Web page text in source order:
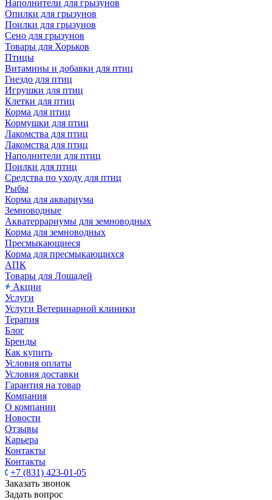
Наполнители для грызунов
Опилки для грызунов
Поилки для грызунов
Сено для грызунов
Товары для Хорьков
Птицы
Витамины и добавки для птиц
Гнездо для птиц
Игрушки для птиц
Клетки для птиц
Корма для птиц
Кормушки для птиц
Лакомства для птиц
Лакомства для птиц
Наполнители для птиц
Поилки для птиц
Средства по уходу для птиц
Рыбы
Корма для аквариума
Земноводные
Акватеррариумы для земноводных
Корма для земноводных
Пресмыкающиеся
Корма для пресмыкающихся
АПК
Товары для Лошадей
Акции
Услуги
Услуги Ветеринарной клиники
Терапия
Блог
Бренды
Как купить
Условия оплаты
Условия доставки
Гарантия на товар
Компания
О компании
Новости
Отзывы
Карьера
Контакты
Контакты
+7 (831) 423-01-05
Заказать звонок
Задать вопрос